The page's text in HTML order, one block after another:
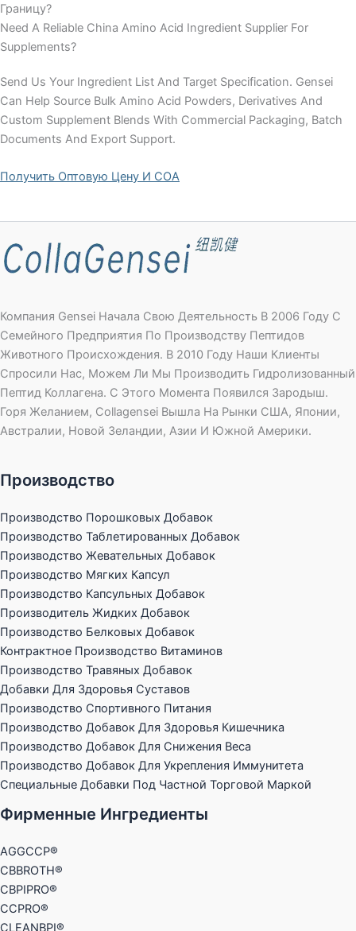
Границу?
Need A Reliable China Amino Acid Ingredient Supplier For
Supplements?
Send Us Your Ingredient List And Target Specification. Gensei
Can Help Source Bulk Amino Acid Powders, Derivatives And
Custom Supplement Blends With Commercial Packaging, Batch
Documents And Export Support.
Получить Оптовую Цену И COA
Компания Gensei Начала Свою Деятельность В 2006 Году С
Семейного Предприятия По Производству Пептидов
Животного Происхождения. В 2010 Году Наши Клиенты
Спросили Нас, Можем Ли Мы Производить Гидролизованный
Пептид Коллагена. С Этого Момента Появился Зародыш.
Горя Желанием, Collagensei Вышла На Рынки США, Японии,
Австралии, Новой Зеландии, Азии И Южной Америки.
Производство
Производство Порошковых Добавок
Производство Таблетированных Добавок
Производство Жевательных Добавок
Производство Мягких Капсул
Производство Капсульных Добавок
Производитель Жидких Добавок
Производство Белковых Добавок
Контрактное Производство Витаминов
Производство Травяных Добавок
Добавки Для Здоровья Суставов
Производство Спортивного Питания
Производство Добавок Для Здоровья Кишечника
Производство Добавок Для Снижения Веса
Производство Добавок Для Укрепления Иммунитета
Специальные Добавки Под Частной Торговой Маркой
Фирменные Ингредиенты
AGGCCP®
CBBROTH®
CBPIPRO®
CCPRO®
CLEANBPI®